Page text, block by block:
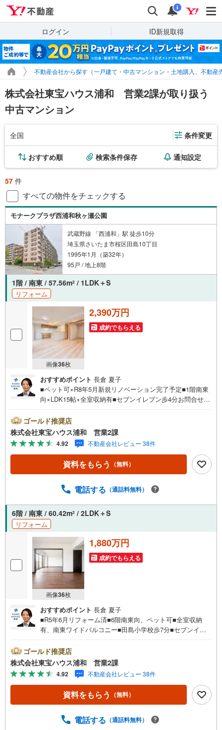
検索 通知
i
ログイン ID新規取得
不動産会社から探す（一戸建て・中古マンション・土地購入、不動産
株式会社東宝ハウス浦和 営業2課が取り扱う
中古マンション
全国 条件変更
おすすめ順 検索条件保存 通知設定
57 件
すべての物件をチェックする
モナークプラザ西浦和秋ヶ瀬公園
武蔵野線 「西浦和」駅 徒歩10分
埼玉県さいたま市桜区田島10丁目
1995年1月（築32年）
95戸 / 地上8階
1階 / 南東 / 57.56m2 / 1LDK＋S
リフォーム
画像36枚
2,390万円
成約でもらえる
おすすめポイント 長倉 夏子
■ペット可×R8年5月新規リノベーション完了予定■1階南東
向×LDK15帖×全室収納有■セブンイレブン歩4分お問合せで
22:00（年中無休）こちらの時間帯はお電話でのお問い合わ
せがスムーズにご案内できますぜひお気軽にご連絡下さ
い！東宝ハウスライフソリューションズグループ 東宝ハ
ウス浦和 特別提携金利〔一例〕東宝ハウス浦和の住宅ロ
ーン■変動金利全期間引下げプラン⇒住宅ローン金利優遇割
の最大適用《0.89％》と某信用金庫金利1.275％の比較借入
年7月末実行分まで（審査・要件があります）◇TOHO HO
ートナーが直接ご対応ライフプランニング、かけつけサポ
ート、Club Offプレミアムなど多彩なサービスがございます
ゴールド推奨店
株式会社東宝ハウス浦和 営業2課
4.92 不動産会社レビュー 38件
資料をもらう （無料）
電話する （通話料無料）
6階 / 南東 / 60.42m2 / 2LDK＋S
リフォーム
画像36枚
1,880万円
成約でもらえる
おすすめポイント 長倉 夏子
■R5年6月リフォーム済■6階南東向、ペット可■全室収納
有、南東ワイドバルコニー■田島小学校歩7分■セブンイレ
ト！営業時間:7:00～22:00（年中無休）こちらの時間帯は
お電話でのお問い合わせがスムーズにご案内できますぜひ
お気軽にご連絡下さい！東宝ハウスライフソリューション
ズグループ 東宝ハウス浦和 特別提携金利〔一例〕東宝
ハウス浦和の住宅ローン■変動金利全期間引下げプラン⇒住
宅ローン金利優遇割の最大適用《0.89％》と某信用金庫金
の差額:303万円※2026年7月末実行分まで（審査・要件があ
ゴールド推奨店
株式会社東宝ハウス浦和 営業2課
4.92 不動産会社レビュー 38件
資料をもらう （無料）
電話する （通話料無料）